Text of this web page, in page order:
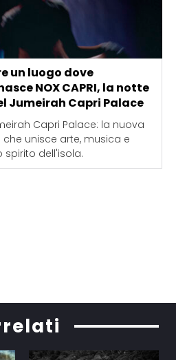
un luogo dove
NOX CAPRI, la notte
Jumeirah Capri Palace
Capri Palace: la nuova
unisce arte, musica e
spirito dell'isola.